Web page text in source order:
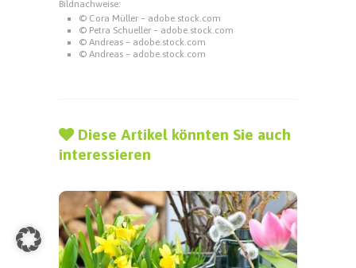
Bildnachweise:
© Cora Müller – adobe.stock.com
© Petra Schueller – adobe.stock.com
© Andreas – adobe.stock.com
© Andreas – adobe.stock.com
Diese Artikel könnten Sie auch
interessieren